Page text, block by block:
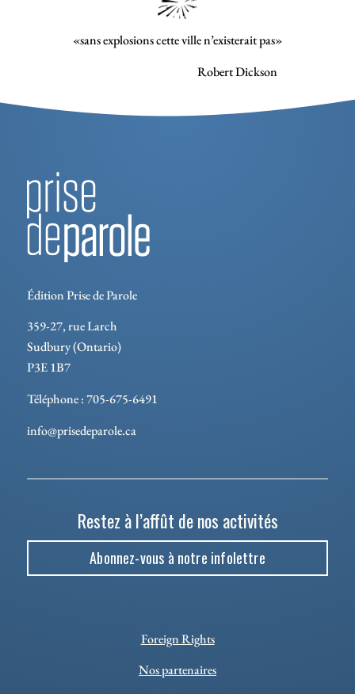
«sans explosions cette ville n’existerait pas»
Robert Dickson
Édition Prise de Parole
359-27, rue Larch
Sudbury (Ontario)
P3E 1B7
Téléphone : 705-675-6491
info@prisedeparole.ca
Restez à l’affût de nos activités
Abonnez-vous à notre infolettre
Foreign Rights
Nos partenaires